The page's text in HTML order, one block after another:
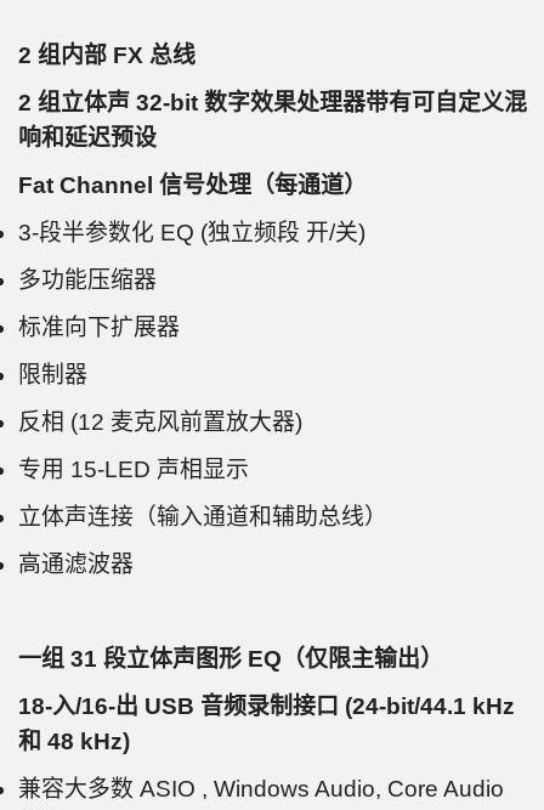
2 组内部 FX 总线
2 组立体声 32-bit 数字效果处理器带有可自定义混
响和延迟预设
Fat Channel 信号处理（每通道）
3-段半参数化 EQ (独立频段 开/关)
多功能压缩器
标准向下扩展器
限制器
反相 (12 麦克风前置放大器)
专用 15-LED 声相显示
立体声连接（输入通道和辅助总线）
高通滤波器
一组 31 段立体声图形 EQ（仅限主输出）
18-入/16-出 USB 音频录制接口 (24-bit/44.1 kHz
和 48 kHz)
兼容大多数 ASIO , Windows Audio, Core Audio